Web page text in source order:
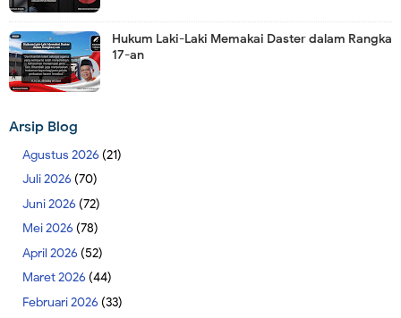
Hukum Laki-Laki Memakai Daster dalam Rangka
17-an
Arsip Blog
Agustus 2026 (21)
Juli 2026 (70)
Juni 2026 (72)
Mei 2026 (78)
April 2026 (52)
Maret 2026 (44)
Februari 2026 (33)